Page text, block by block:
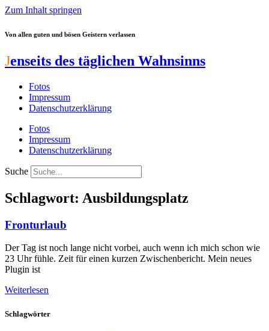
Zum Inhalt springen
Von allen guten und bösen Geistern verlassen
Jenseits des täglichen Wahnsinns
Fotos
Impressum
Datenschutzerklärung
Fotos
Impressum
Datenschutzerklärung
Suche
Schlagwort: Ausbildungsplatz
Fronturlaub
Der Tag ist noch lange nicht vorbei, auch wenn ich mich schon wie
23 Uhr fühle. Zeit für einen kurzen Zwischenbericht. Mein neues
Plugin ist
Weiterlesen
Schlagwörter